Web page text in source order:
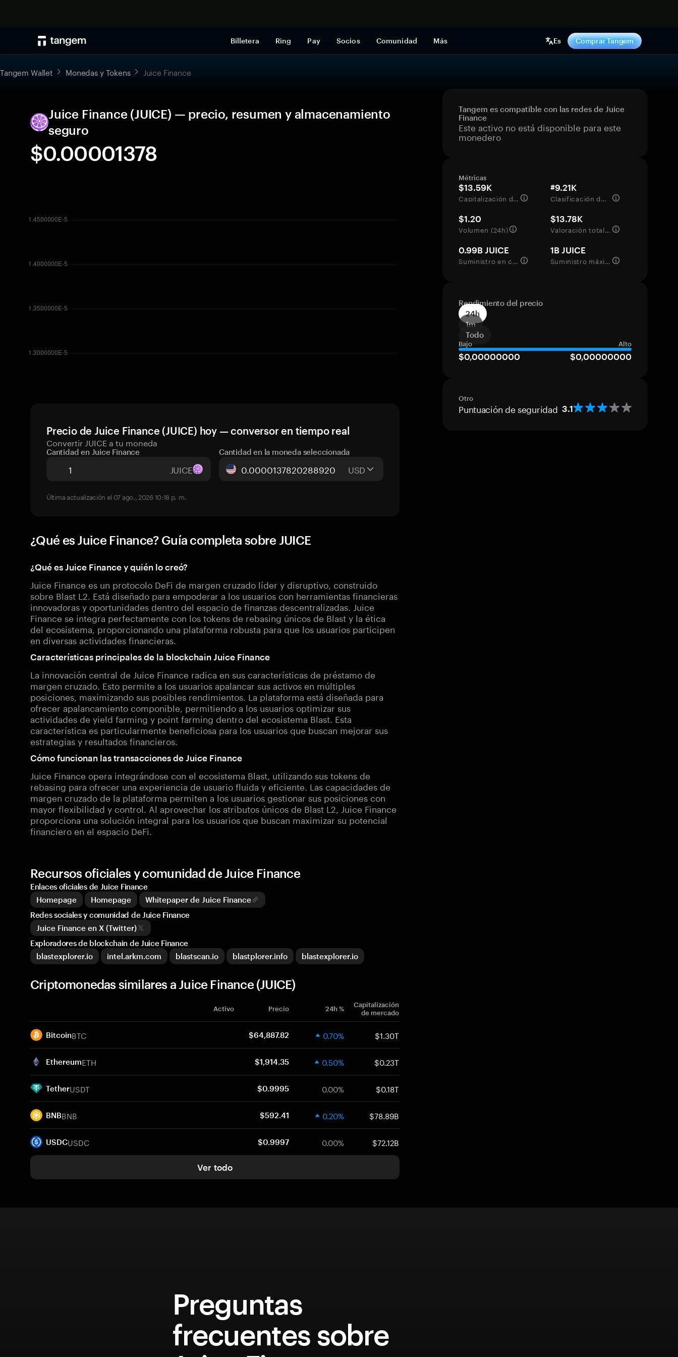
Billetera Ring Pay Socios Comunidad Más Es Comprar Tangem
Tangem Wallet Monedas y Tokens Juice Finance
Juice Finance (JUICE) — precio, resumen y almacenamiento
seguro
$0.00001378
Precio de Juice Finance (JUICE) hoy — conversor en tiempo real
Convertir JUICE a tu moneda
Cantidad en Juice Finance
JUICE
Cantidad en la moneda seleccionada
USD
Última actualización el 07 ago., 2026 10:18 p. m.
¿Qué es Juice Finance? Guía completa sobre JUICE
¿Qué es Juice Finance y quién lo creó?
Juice Finance es un protocolo DeFi de margen cruzado líder y disruptivo, construido
sobre Blast L2. Está diseñado para empoderar a los usuarios con herramientas financieras
innovadoras y oportunidades dentro del espacio de finanzas descentralizadas. Juice
Finance se integra perfectamente con los tokens de rebasing únicos de Blast y la ética
del ecosistema, proporcionando una plataforma robusta para que los usuarios participen
en diversas actividades financieras.
Características principales de la blockchain Juice Finance
La innovación central de Juice Finance radica en sus características de préstamo de
margen cruzado. Esto permite a los usuarios apalancar sus activos en múltiples
posiciones, maximizando sus posibles rendimientos. La plataforma está diseñada para
ofrecer apalancamiento componible, permitiendo a los usuarios optimizar sus
actividades de yield farming y point farming dentro del ecosistema Blast. Esta
característica es particularmente beneficiosa para los usuarios que buscan mejorar sus
estrategias y resultados financieros.
Cómo funcionan las transacciones de Juice Finance
Juice Finance opera integrándose con el ecosistema Blast, utilizando sus tokens de
rebasing para ofrecer una experiencia de usuario fluida y eficiente. Las capacidades de
margen cruzado de la plataforma permiten a los usuarios gestionar sus posiciones con
mayor flexibilidad y control. Al aprovechar los atributos únicos de Blast L2, Juice Finance
proporciona una solución integral para los usuarios que buscan maximizar su potencial
financiero en el espacio DeFi.
Tangem es compatible con las redes de Juice
Finance
Este activo no está disponible para este
monedero
Métricas
$13.59K
Capitalización de mercado
#9.21K
Clasificación del mercado
$1.20
Volumen (24h)
$13.78K
Valoración totalmente diluida
0.99B JUICE
Suministro en circulación
1B JUICE
Suministro máximo
Rendimiento del precio
24h
1m
Todo
Bajo Alto
$0,00000000 $0,00000000
Otro
Puntuación de seguridad 3.1
Recursos oficiales y comunidad de Juice Finance
Enlaces oficiales de Juice Finance
Homepage
Homepage
Whitepaper de Juice Finance
Redes sociales y comunidad de Juice Finance
Juice Finance en X (Twitter)
Exploradores de blockchain de Juice Finance
blastexplorer.io
intel.arkm.com blastscan.io blastplorer.info blastexplorer.io
Criptomonedas similares a Juice Finance (JUICE)
Activo Precio 24h %
Capitalización
de mercado
BitcoinBTC $64,887.82 0.70% $1.30T
EthereumETH $1,914.35 0.50% $0.23T
TetherUSDT $0.9995 0.00% $0.18T
BNBBNB $592.41 0.20% $78.89B
USDCUSDC $0.9997 0.00% $72.12B
Ver todo
Preguntas
frecuentes sobre